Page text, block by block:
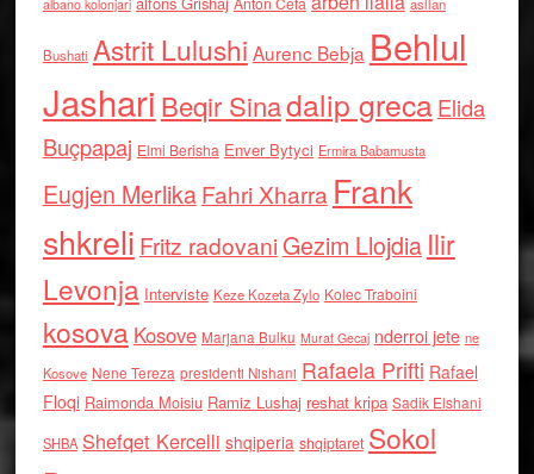
albano kolonjari
Bushati Astrit Lulushi Aurenc Bebja Behlul
Jashari Beqir Sinadalip grecaElida
Buçpapaj Elmi Berisha Enver Bytyci Ermira Babamusta
Eugjen MerlikaFahri Xharra Frank
shkreli Fritz radovaniGezim Llojdia Ilir
Levonja Interviste Keze Kozeta Zylo Kolec Traboini
kosova Kosove Marjana Bulku Murat Gecaj nderroi jete ne
Kosove Nene Tereza presidenti Nishani Rafaela Prifti Rafael
Floqi Raimonda Moisiu Ramiz Lushaj reshat kripa Sadik Elshani
SHBA Shefqet Kercelli shqiperia shqiptaret Sokol